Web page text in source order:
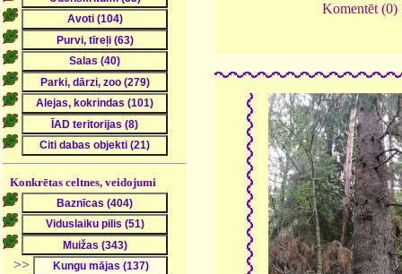
Konkrētas celtnes, veidojumi
>>
Komentēt (0)